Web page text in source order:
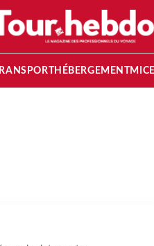
HÉBERGEMENTMICE